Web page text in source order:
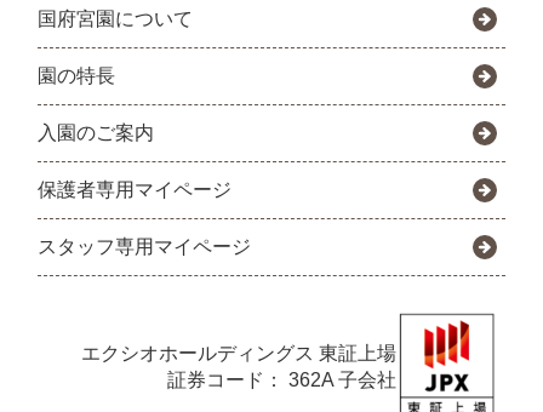
国府宮園について
園の特長
入園のご案内
保護者専用マイページ
スタッフ専用マイページ
エクシオホールディングス 東証上場
証券コード： 362A 子会社